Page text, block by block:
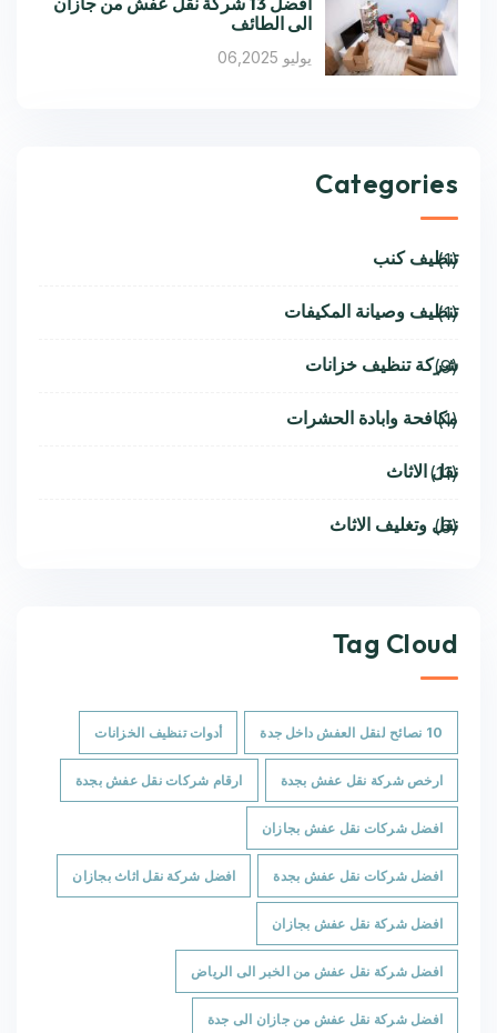
الى الطائف
يوليو 06,2025
Categories
تنظيف كنب
(1)
تنظيف وصيانة المكيفات
(1)
شركة تنظيف خزانات
(9)
مكافحة وابادة الحشرات
(1)
نقل الاثاث
(11)
نقل وتغليف الاثاث
(6)
Tag Cloud
10 نصائح لنقل العفش داخل جدة أدوات تنظيف الخزانات
ارخص شركة نقل عفش بجدة ارقام شركات نقل عفش بجدة
افضل شركات نقل عفش بجازان
افضل شركات نقل عفش بجدة افضل شركة نقل اثاث بجازان
افضل شركة نقل عفش بجازان
افضل شركة نقل عفش من الخبر الى الرياض
افضل شركة نقل عفش من جازان الى جدة